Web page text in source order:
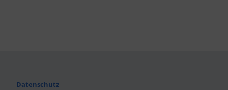
Datenschutz